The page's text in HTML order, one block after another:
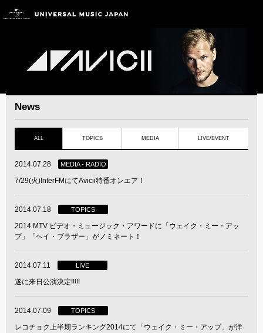
News
ALL TOPICS MEDIA LIVE/EVENT
2014.07.28 MEDIA - RADIO
7/29(火)InterFMにてAvicii特番オンエア！
2014.07.18 TOPICS
2014 MTV ビデオ・ミュージック・アワードに「ウェイク・ミー・アッ
プ」「ヘイ・ブラザー」がノミネート！
2014.07.11 LIVE
遂に来日公演決定!!!!!
2014.07.09 TOPICS
レコチョク上半期ランキング2014にて「ウェイク・ミー・アップ」が洋